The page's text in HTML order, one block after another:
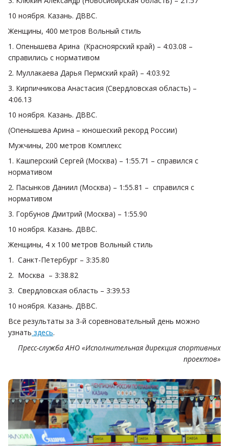
10 ноября. Казань. ДВВС.
Женщины, 400 метров Вольный стиль
1. Опенышева Арина (Красноярский край) – 4:03.08 –
справились с нормативом
2. Муллакаева Дарья Пермский край) – 4:03.92
3. Кирпичникова Анастасия (Свердловская область) –
4:06.13
10 ноября. Казань. ДВВС.
(Опенышева Арина – юношеский рекорд России)
Мужчины, 200 метров Комплекс
1. Кашперский Сергей (Москва) – 1:55.71 – справился с
нормативом
2. Пасынков Даниил (Москва) – 1:55.81 – справился с
нормативом
3. Горбунов Дмитрий (Москва) – 1:55.90
10 ноября. Казань. ДВВС.
Женщины, 4 х 100 метров Вольный стиль
1. Санкт-Петербург – 3:35.80
2. Москва – 3:38.82
3. Свердловская область – 3:39.53
10 ноября. Казань. ДВВС.
Все результаты за 3-й соревновательный день можно
узнать здесь.
Пресс-служба АНО «Исполнительная дирекция спортивных
проектов»